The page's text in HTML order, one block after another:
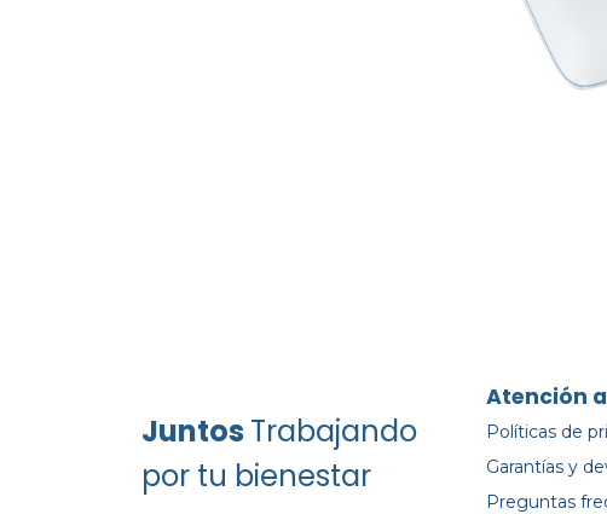
Juntos Trabajando
por tu bienestar
Atención
Políticas de
Garantías y
Preguntas